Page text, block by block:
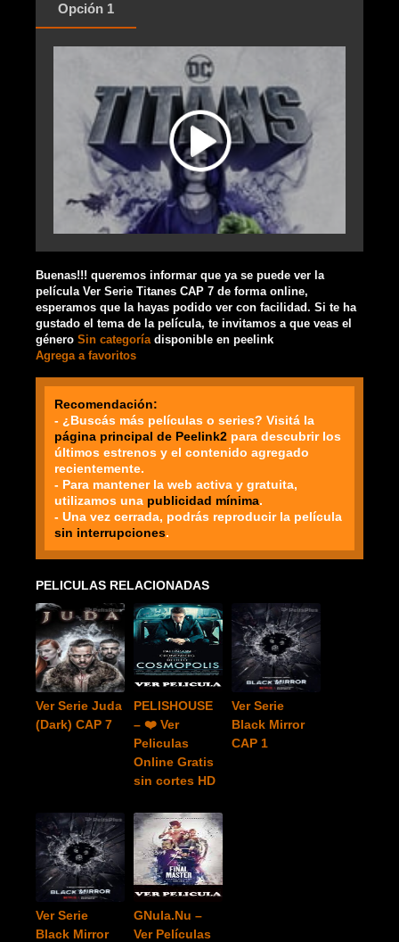
Opción 1
Buenas!!! queremos informar que ya se puede ver la
película Ver Serie Titanes CAP 7 de forma online,
esperamos que la hayas podido ver con facilidad. Si te ha
gustado el tema de la película, te invitamos a que veas el
género Sin categoría disponible en peelink
Agrega a favoritos
Recomendación:
- ¿Buscás más películas o series? Visitá la
página principal de Peelink2 para descubrir los
últimos estrenos y el contenido agregado
recientemente.
- Para mantener la web activa y gratuita,
utilizamos una publicidad mínima.
- Una vez cerrada, podrás reproducir la película
sin interrupciones.
PELICULAS RELACIONADAS
Ver Serie Juda
(Dark) CAP 7
PELISHOUSE
– ❤️ Ver
Peliculas
Online Gratis
sin cortes HD
Ver Serie
Black Mirror
CAP 1
Ver Serie
Black Mirror
GNula.Nu –
Ver Películas